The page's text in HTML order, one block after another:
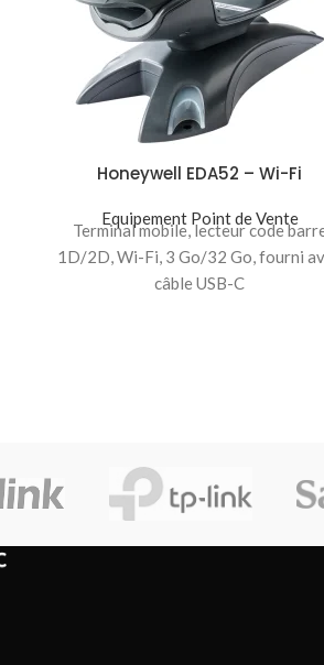
Honeywell EDA52 – Wi-Fi
Equipement Point de Vente
Terminal mobile, lecteur code
1D/2D, Wi-Fi, 3 Go/32 Go, fourni
câble USB-C